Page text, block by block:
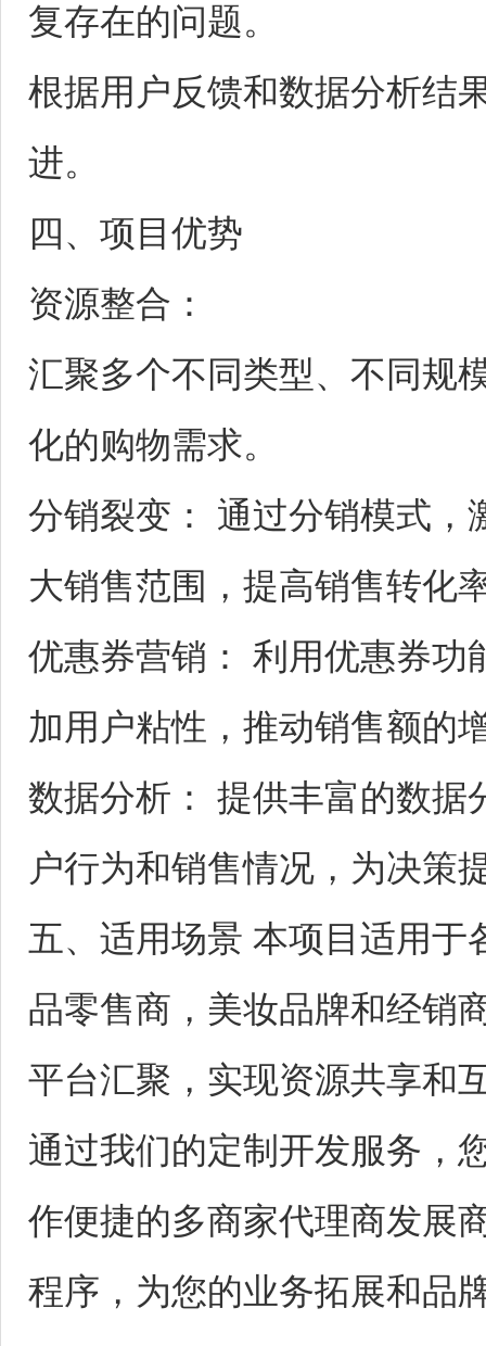
复存在的问题。
根据用户反馈和数据分析结
进。
四、项目优势
资源整合：
汇聚多个不同类型、不同规
化的购物需求。
分销裂变： 通过分销模式，
大销售范围，提高销售转化
优惠券营销： 利用优惠券功
加用户粘性，推动销售额的
数据分析： 提供丰富的数据
户行为和销售情况，为决策
五、适用场景 本项目适用
品零售商，美妆品牌和经销
平台汇聚，实现资源共享和
通过我们的定制开发服务，
作便捷的多商家代理商发展
程序，为您的业务拓展和品